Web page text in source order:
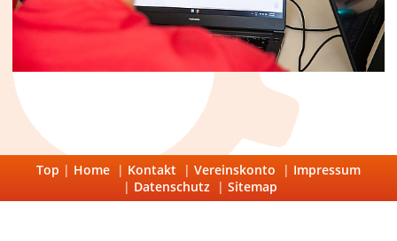
Top | Home | Kontakt | Vereinskonto | Impressum
| Datenschutz | Sitemap